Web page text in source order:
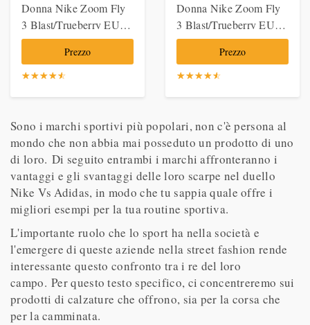
Donna Nike Zoom Fly
3 Blast/Trueberry EU
38
Prezzo
☆☆☆☆☆
★★★★★
Donna Nike Zoom Fly
3 Blast/Trueberry EU
38.5
Prezzo
☆☆☆☆☆
★★★★★
Sono i marchi sportivi più popolari, non c'è persona al
mondo che non abbia mai posseduto un prodotto di uno
di loro. Di seguito entrambi i marchi affronteranno i
vantaggi e gli svantaggi delle loro scarpe nel duello
Nike Vs Adidas, in modo che tu sappia quale offre i
migliori esempi per la tua routine sportiva.
L'importante ruolo che lo sport ha nella società e
l'emergere di queste aziende nella street fashion rende
interessante questo confronto tra i re del loro
campo. Per questo testo specifico, ci concentreremo sui
prodotti di calzature che offrono, sia per la corsa che
per la camminata.